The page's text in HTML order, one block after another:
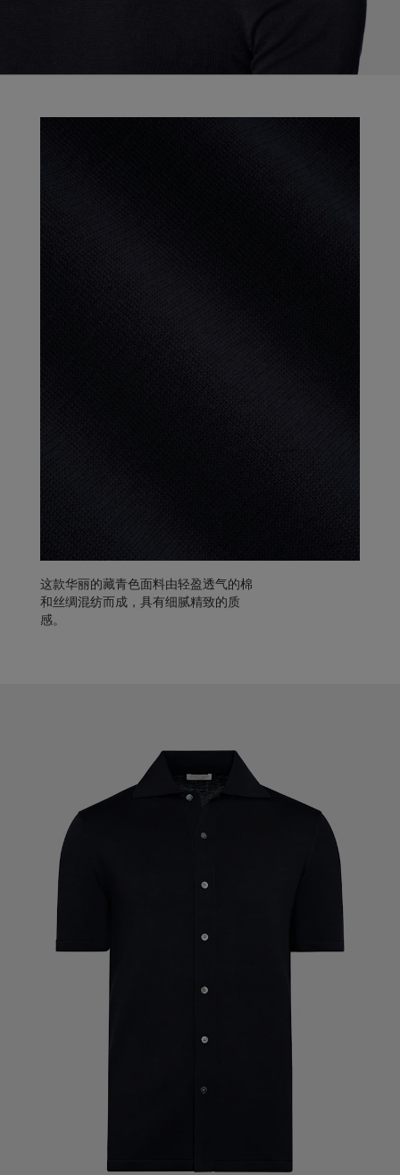
这款华丽的藏青色面料由轻盈透气的棉
和丝绸混纺而成，具有细腻精致的质
感。